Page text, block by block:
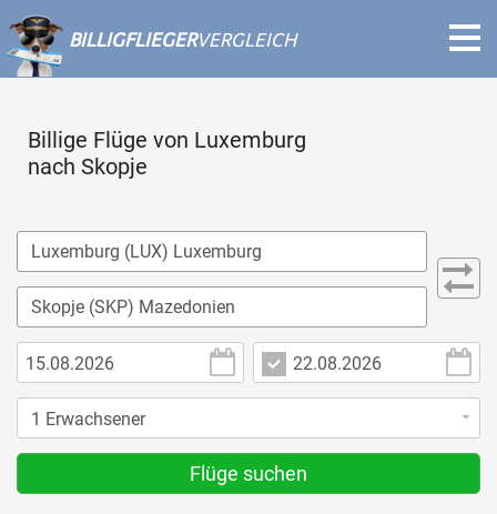
BILLIGFLIEGERVERGLEICH
Billige Flüge von Luxemburg
nach Skopje
Flüge suchen